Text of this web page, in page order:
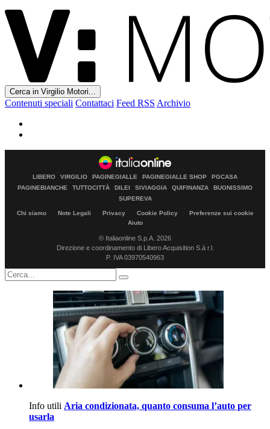
Cerca in Virgilio Motori...
Contenuti speciali Contattaci Feed RSS Archivio
LIBERO VIRGILIO PAGINEGIALLE PAGINEGIALLE SHOP
PGCASA
PAGINEBIANCHE
TUTTOCITTÀ DILEI SIVIAGGIA QUIFINANZA
BUONISSIMO
SUPEREVA
Chi siamo Note Legali Privacy Cookie Policy
Preferenze sui cookie
Aiuto
© Italiaonline S.p.A. 2026
Direzione e coordinamento di Libero Acquisition S.á r.l.
P. IVA 03970540963
Info utili Aria condizionata, quanto consuma l’auto per
usarla